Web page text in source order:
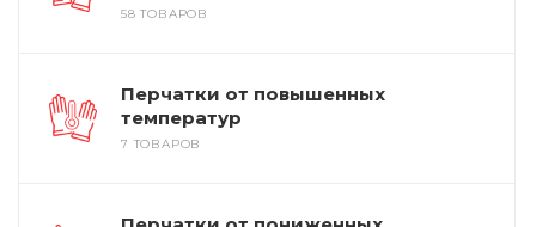
58 ТОВАРОВ
Перчатки от повышенных
температур
7 ТОВАРОВ